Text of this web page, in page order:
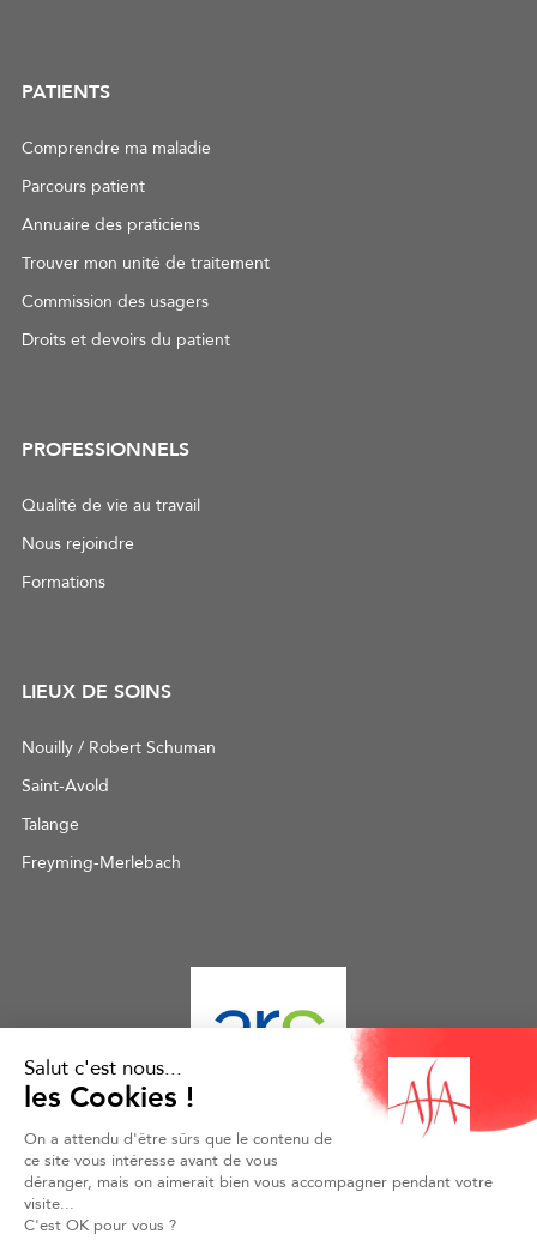
PATIENTS
Comprendre ma maladie
Parcours patient
Annuaire des praticiens
Trouver mon unité de traitement
Commission des usagers
Droits et devoirs du patient
PROFESSIONNELS
Qualité de vie au travail
Nous rejoindre
Formations
LIEUX DE SOINS
Nouilly / Robert Schuman
Saint-Avold
Talange
Freyming-Merlebach